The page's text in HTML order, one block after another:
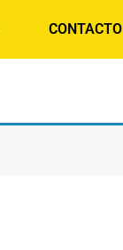
CONTACTO